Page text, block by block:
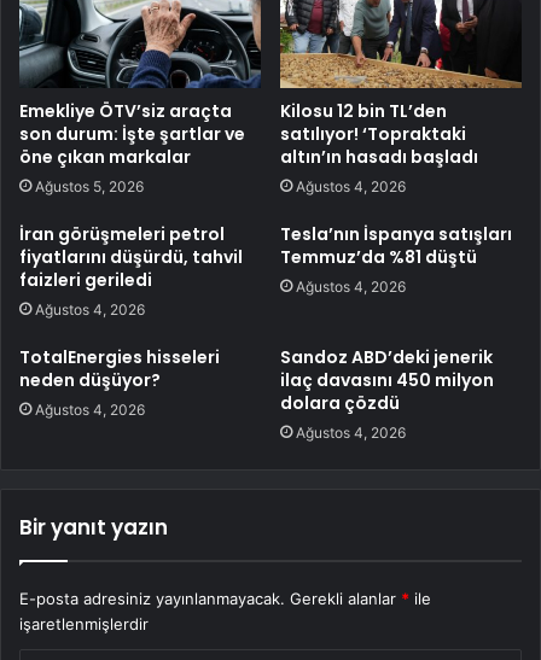
Emekliye ÖTV’siz araçta
son durum: İşte şartlar ve
öne çıkan markalar
Ağustos 5, 2026
Kilosu 12 bin TL’den
satılıyor! ‘Topraktaki
altın’ın hasadı başladı
Ağustos 4, 2026
İran görüşmeleri petrol
fiyatlarını düşürdü, tahvil
faizleri geriledi
Ağustos 4, 2026
Tesla’nın İspanya satışları
Temmuz’da %81 düştü
Ağustos 4, 2026
TotalEnergies hisseleri
neden düşüyor?
Ağustos 4, 2026
Sandoz ABD’deki jenerik
ilaç davasını 450 milyon
dolara çözdü
Ağustos 4, 2026
Bir yanıt yazın
E-posta adresiniz yayınlanmayacak. Gerekli alanlar * ile
işaretlenmişlerdir